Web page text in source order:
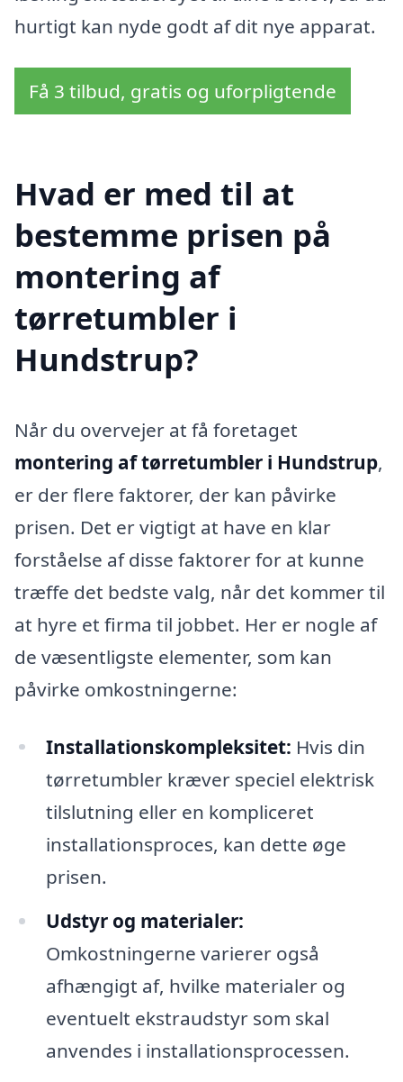
hurtigt kan nyde godt af dit nye apparat.
Få 3 tilbud, gratis og uforpligtende
Hvad er med til at
bestemme prisen på
montering af
tørretumbler i
Hundstrup?
Når du overvejer at få foretaget
montering af tørretumbler i Hundstrup,
er der flere faktorer, der kan påvirke
prisen. Det er vigtigt at have en klar
forståelse af disse faktorer for at kunne
træffe det bedste valg, når det kommer til
at hyre et firma til jobbet. Her er nogle af
de væsentligste elementer, som kan
påvirke omkostningerne:
Installationskompleksitet: Hvis din
tørretumbler kræver speciel elektrisk
tilslutning eller en kompliceret
installationsproces, kan dette øge
prisen.
Udstyr og materialer:
Omkostningerne varierer også
afhængigt af, hvilke materialer og
eventuelt ekstraudstyr som skal
anvendes i installationsprocessen.